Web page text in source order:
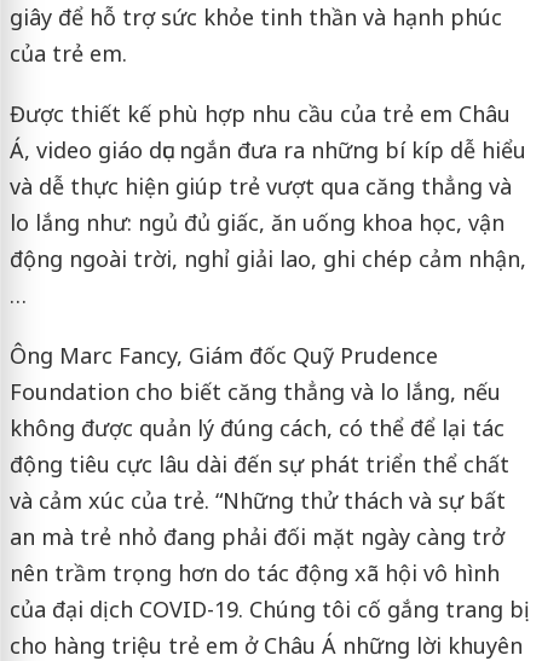
giây để hỗ trợ sức khỏe tinh thần và hạnh phúc
của trẻ em.
Được thiết kế phù hợp nhu cầu của trẻ em Châu
Á, video giáo dục ngắn đưa ra những bí kíp dễ hiểu
và dễ thực hiện giúp trẻ vượt qua căng thẳng và
lo lắng như: ngủ đủ giấc, ăn uống khoa học, vận
động ngoài trời, nghỉ giải lao, ghi chép cảm nhận,
…
Ông Marc Fancy, Giám đốc Quỹ Prudence
Foundation cho biết căng thẳng và lo lắng, nếu
không được quản lý đúng cách, có thể để lại tác
động tiêu cực lâu dài đến sự phát triển thể chất
và cảm xúc của trẻ. “Những thử thách và sự bất
an mà trẻ nhỏ đang phải đối mặt ngày càng trở
nên trầm trọng hơn do tác động xã hội vô hình
của đại dịch COVID-19. Chúng tôi cố gắng trang bị
cho hàng triệu trẻ em ở Châu Á những lời khuyên